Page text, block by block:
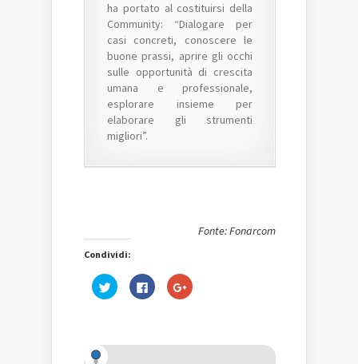
ha portato al costituirsi della
Community: “Dialogare per
casi concreti, conoscere le
buone prassi, aprire gli occhi
sulle opportunità di crescita
umana e professionale,
esplorare insieme per
elaborare gli strumenti
migliori”.
Fonte: Fonarcom
Condividi:
Fai
clic
Fai
clic
Fai
clic